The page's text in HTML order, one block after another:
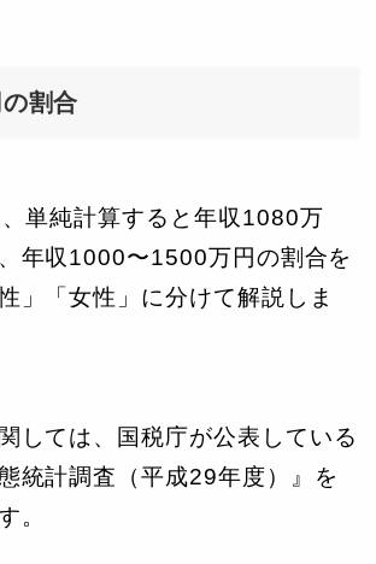
割合
単純計算すると年収1080万
年収1000〜1500万円の割合を
」「女性」に分けて解説しま
しては、国税庁が公表している
統計調査（平成29年度）』を
。